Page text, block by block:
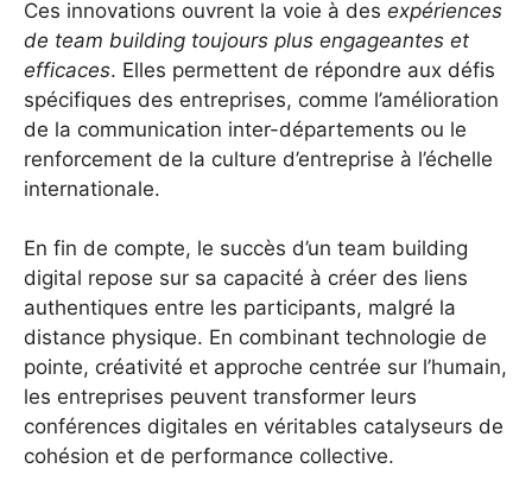
Ces innovations ouvrent la voie à des expériences
de team building toujours plus engageantes et
efficaces. Elles permettent de répondre aux défis
spécifiques des entreprises, comme l’amélioration
de la communication inter-départements ou le
renforcement de la culture d’entreprise à l’échelle
internationale.
En fin de compte, le succès d’un team building
digital repose sur sa capacité à créer des liens
authentiques entre les participants, malgré la
distance physique. En combinant technologie de
pointe, créativité et approche centrée sur l’humain,
les entreprises peuvent transformer leurs
conférences digitales en véritables catalyseurs de
cohésion et de performance collective.